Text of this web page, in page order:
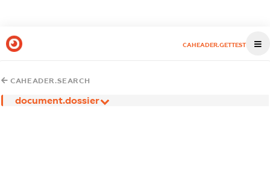
CAHEADER.GETTEST
CAHEADER.SEARCH
document.dossier